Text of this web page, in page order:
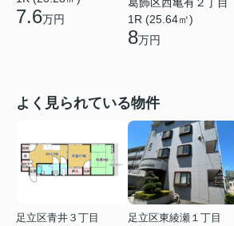
7.6万円
葛飾区西亀有２丁目
1R (25.64㎡)
8万円
よく見られている物件
足立区青井３丁目
足立区東綾瀬１丁目